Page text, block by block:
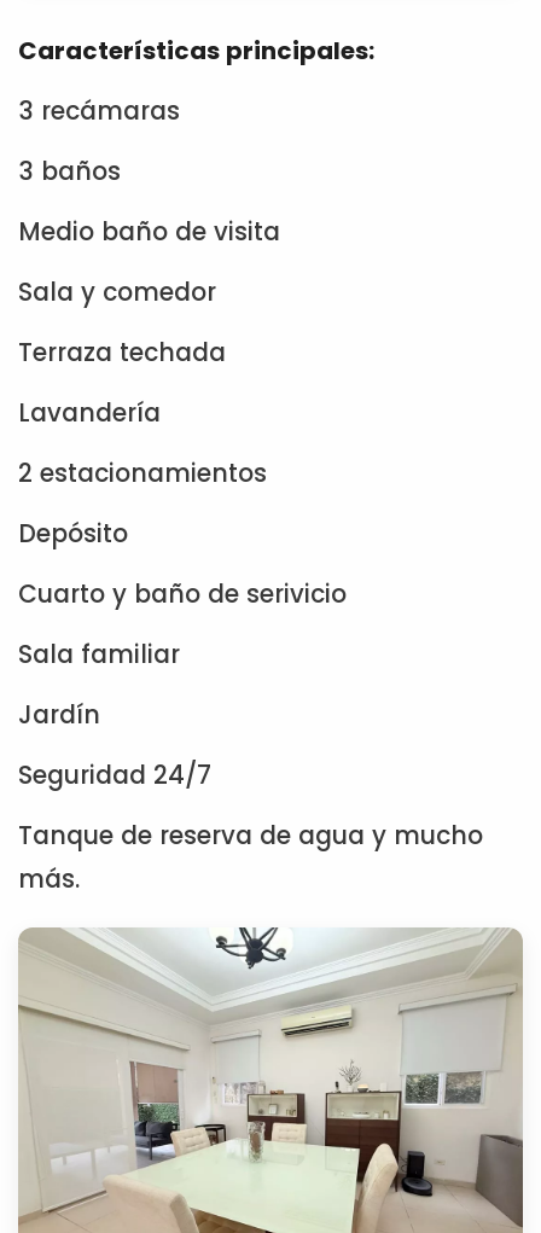
Características principales:
3 recámaras
3 baños
Medio baño de visita
Sala y comedor
Terraza techada
Lavandería
2 estacionamientos
Depósito
Cuarto y baño de serivicio
Sala familiar
Jardín
Seguridad 24/7
Tanque de reserva de agua y mucho
más.